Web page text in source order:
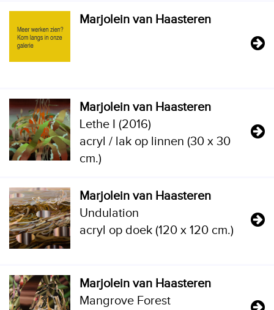
Marjolein van Haasteren
Marjolein van Haasteren
Lethe I (2016)
acryl / lak op linnen (30 x 30
cm.)
Marjolein van Haasteren
Undulation
acryl op doek (120 x 120 cm.)
Marjolein van Haasteren
Mangrove Forest